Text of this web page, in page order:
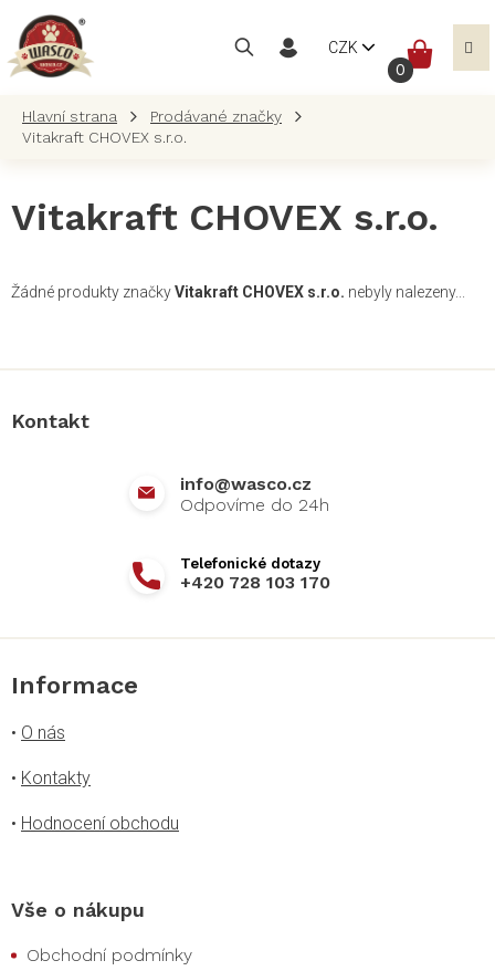
obsah
CZK
Prodávané značky
Vitakraft CHOVEX s.r.o.
Vitakraft CHOVEX s.r.o.
Žádné produkty značkyVitakraft CHOVEX s.r.o. nebyly nalezeny...
Kontakt
info@wasco.cz
+420 728 103 170
Informace
• O nás
• Kontakty
• Hodnocení obchodu
Vše o nákupu
Obchodní podmínky